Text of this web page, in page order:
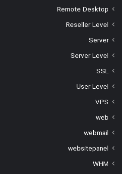
Remote Desktop
Reseller Level
Server
Server Level
SSL
User Level
VPS
web
webmail
websitepanel
WHM